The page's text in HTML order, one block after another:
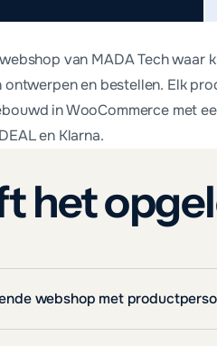
van MADA Tech
en bestellen. Elk
in WooCommerce met
en Klarna.
het
webshop met